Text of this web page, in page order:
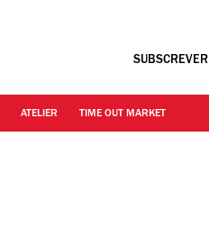
SUBSCREVER
ATELIER TIME OUT MARKET